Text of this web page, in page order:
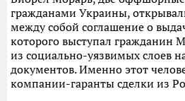
гражданами Украины,
между собой соглашение о
которого выступал гражданин
из социально-уязвимых слоев
документов. Именно этот
компании-гаранты сделки из